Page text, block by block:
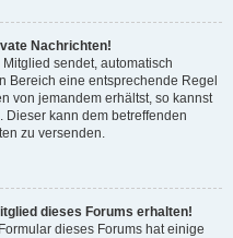
Nachrichten!
sendet, automatisch
Bereich eine entsprechende Regel
von jemandem erhältst, so kannst
Dieser kann dem betreffenden
zu versenden.
dieses Forums erhalten!
dieses Forums hat einige